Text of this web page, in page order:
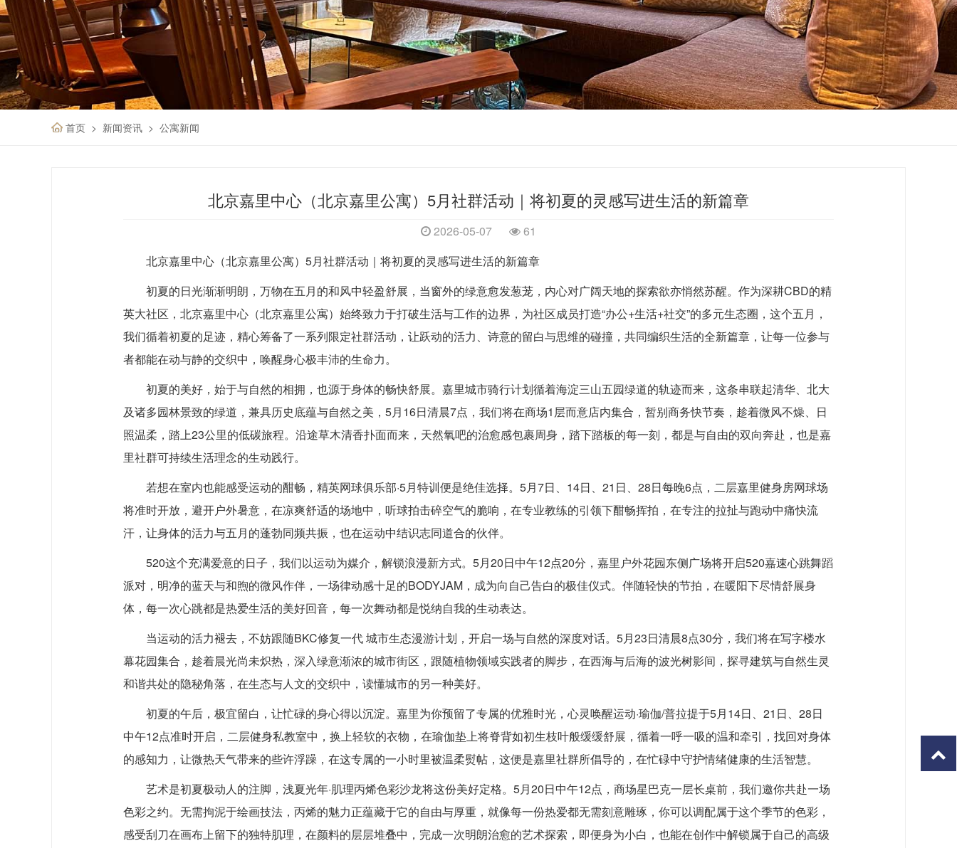
首页 新闻资讯 公寓新闻
北京嘉里中心（北京嘉里公寓）5月社群活动｜将初夏的灵感写进生活的新篇章
2026-05-07
61
北京嘉里中心（北京嘉里公寓） 5月社群活动｜将初夏的灵感写进生活的新篇章
初夏的日光渐渐明朗，万物在五月的和风中轻盈舒展，当窗外的绿意愈发葱茏，内心对广阔天地的探索欲亦悄然苏醒。作为深耕CBD的精
英大社区，北京嘉里中心（北京嘉里公寓）始终致力于打破生活与工作的边界，为社区成员打造“办公+生活+社交”的多元生态圈，这个五月，
我们循着初夏的足迹，精心筹备了一系列限定社群活动，让跃动的活力、诗意的留白与思维的碰撞，共同编织生活的全新篇章，让每一位参与
者都能在动与静的交织中，唤醒身心极丰沛的生命力。
初夏的美好，始于与自然的相拥，也源于身体的畅快舒展。嘉里城市骑行计划循着海淀三山五园绿道的轨迹而来，这条串联起清华、北大
及诸多园林景致的绿道，兼具历史底蕴与自然之美，5月16日清晨7点，我们将在商场1层而意店内集合，暂别商务快节奏，趁着微风不燥、日
照温柔，踏上23公里的低碳旅程。沿途草木清香扑面而来，天然氧吧的治愈感包裹周身，踏下踏板的每一刻，都是与自由的双向奔赴，也是嘉
里社群可持续生活理念的生动践行。
若想在室内也能感受运动的酣畅，精英网球俱乐部·5月特训便是绝佳选择。5月7日、14日、21日、28日每晚6点，二层嘉里健身房网球场
将准时开放，避开户外暑意，在凉爽舒适的场地中，听球拍击碎空气的脆响，在专业教练的引领下酣畅挥拍，在专注的拉扯与跑动中痛快流
汗，让身体的活力与五月的蓬勃同频共振，也在运动中结识志同道合的伙伴。
520这个充满爱意的日子，我们以运动为媒介，解锁浪漫新方式。5月20日中午12点20分，嘉里户外花园东侧广场将开启520嘉速心跳舞蹈
派对，明净的蓝天与和煦的微风作伴，一场律动感十足的BODYJAM，成为向自己告白的极佳仪式。伴随轻快的节拍，在暖阳下尽情舒展身
体，每一次心跳都是热爱生活的美好回音，每一次舞动都是悦纳自我的生动表达。
当运动的活力褪去，不妨跟随BKC修复一代 城市生态漫游计划，开启一场与自然的深度对话。5月23日清晨8点30分，我们将在写字楼水
幕花园集合，趁着晨光尚未炽热，深入绿意渐浓的城市街区，跟随植物领域实践者的脚步，在西海与后海的波光树影间，探寻建筑与自然生灵
和谐共处的隐秘角落，在生态与人文的交织中，读懂城市的另一种美好。
初夏的午后，极宜留白，让忙碌的身心得以沉淀。嘉里为你预留了专属的优雅时光，心灵唤醒运动·瑜伽/普拉提于5月14日、21日、28日
中午12点准时开启，二层健身私教室中，换上轻软的衣物，在瑜伽垫上将脊背如初生枝叶般缓缓舒展，循着一呼一吸的温和牵引，找回对身体
的感知力，让微热天气带来的些许浮躁，在这专属的一小时里被温柔熨帖，这便是嘉里社群所倡导的，在忙碌中守护情绪健康的生活智慧。
艺术是初夏极动人的注脚，浅夏光年·肌理丙烯色彩沙龙将这份美好定格。5月20日中午12点，商场星巴克一层长桌前，我们邀你共赴一场
色彩之约。无需拘泥于绘画技法，丙烯的魅力正蕴藏于它的自由与厚重，就像每一份热爱都无需刻意雕琢，你可以调配属于这个季节的色彩，
感受刮刀在画布上留下的独特肌理，在颜料的层层堆叠中，完成一次明朗治愈的艺术探索，即便身为小白，也能在创作中解锁属于自己的高级